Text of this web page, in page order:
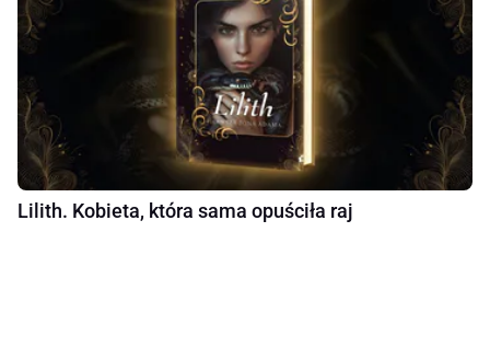
Lilith. Kobieta, która sama opuściła raj